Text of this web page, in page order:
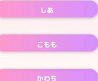
しあ
こもも
かわち